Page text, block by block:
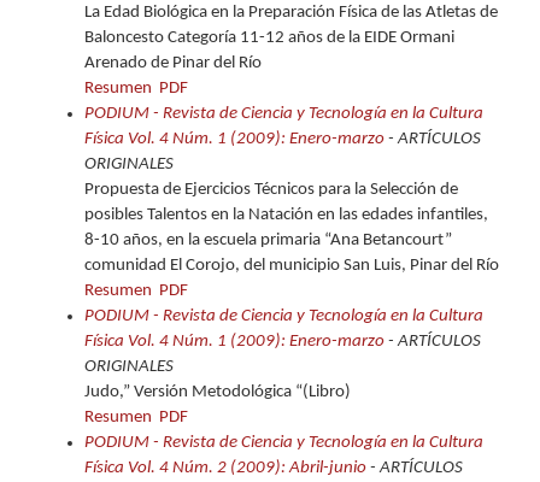
La Edad Biológica en la Preparación Física de las Atletas de
Baloncesto Categoría 11-12 años de la EIDE Ormani
Arenado de Pinar del Río
Resumen PDF
PODIUM - Revista de Ciencia y Tecnología en la Cultura
Física Vol. 4 Núm. 1 (2009): Enero-marzo - ARTÍCULOS
ORIGINALES
Propuesta de Ejercicios Técnicos para la Selección de
posibles Talentos en la Natación en las edades infantiles,
8-10 años, en la escuela primaria “Ana Betancourt”
comunidad El Corojo, del municipio San Luis, Pinar del Río
Resumen PDF
PODIUM - Revista de Ciencia y Tecnología en la Cultura
Física Vol. 4 Núm. 1 (2009): Enero-marzo - ARTÍCULOS
ORIGINALES
Judo,” Versión Metodológica “(Libro)
Resumen PDF
PODIUM - Revista de Ciencia y Tecnología en la Cultura
Física Vol. 4 Núm. 2 (2009): Abril-junio - ARTÍCULOS